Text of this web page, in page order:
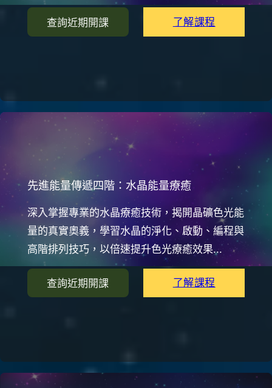
查詢近期開課 了解課程
先進能量傳遞四階：水晶能量療癒
深入掌握專業的水晶療癒技術，揭開晶礦色光能
量的真實奧義，學習水晶的淨化、啟動、編程與
高階排列技巧，以倍速提升色光療癒效果...
查詢近期開課 了解課程